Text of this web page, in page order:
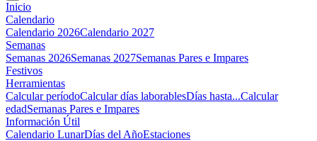
Inicio
Calendario
Calendario 2026Calendario 2027
Semanas
Semanas 2026Semanas 2027Semanas Pares e Impares
Festivos
Herramientas
Calcular períodoCalcular días laborablesDías hasta...Calcular
edadSemanas Pares e Impares
Información Útil
Calendario LunarDías del AñoEstaciones